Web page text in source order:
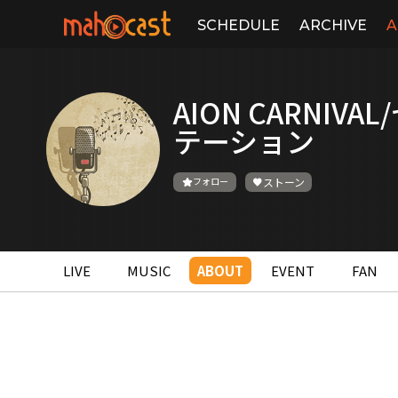
SCHEDULE ARCHIVE
AION
テーション
フォロー ストーン
LIVE MUSIC ABOUT EVENT FAN